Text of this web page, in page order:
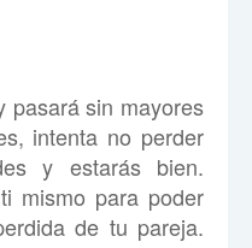
pasará sin mayores
intenta no perder
y estarás bien.
mismo para poder
de tu pareja.